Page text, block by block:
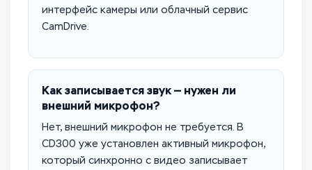
интерфейс камеры или облачный сервис
CamDrive.
Как записывается звук — нужен ли
внешний микрофон?
Нет, внешний микрофон не требуется. В
CD300 уже установлен активный микрофон,
который синхронно с видео записывает